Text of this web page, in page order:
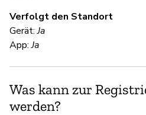
Verfolgt den Standort
Gerät:Ja
App:Ja
Was kann zur
werden?